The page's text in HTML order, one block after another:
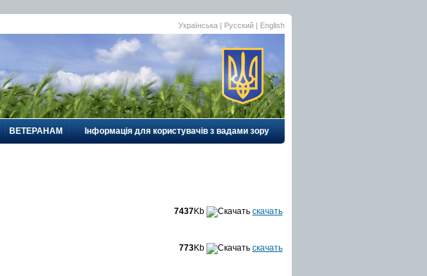
Українська | Русский | English
ВЕТЕРАНАМ Інформація для користувачів з вадами зору
7437Kb скачать
773Kb скачать